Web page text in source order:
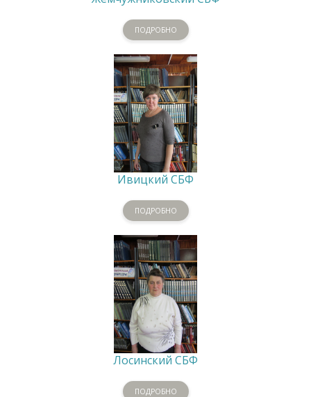
ПОДРОБНО
Ивицкий СБФ
ПОДРОБНО
Лосинский СБФ
ПОДРОБНО